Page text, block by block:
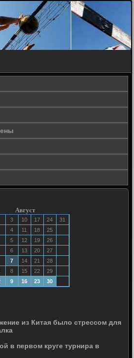
Август
3 10 17 24
31
4 11 18
25
5 12 19
26
6 13 20
27
7 14 21
28
8 15 22
29
9 16 23 30
из Китая было стрессом для
в первом круге турнира в